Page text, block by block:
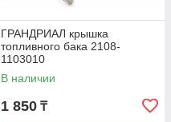
ГРАНДРИАЛ крышка
топливного бака 2108-
1103010
В наличии
1 850 ₸